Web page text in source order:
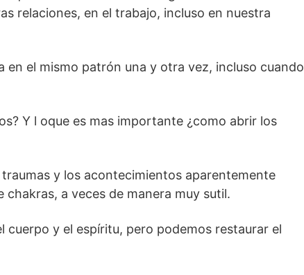
relaciones, en el trabajo, incluso en nuestra
en el mismo patrón una y otra vez, incluso cuando
Y l oque es mas importante ¿como abrir los
y los acontecimientos aparentemente
a veces de manera muy sutil.
cuerpo y el espíritu, pero podemos restaurar el